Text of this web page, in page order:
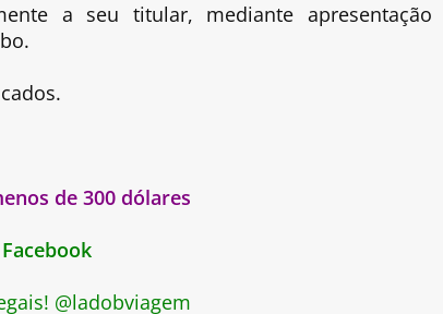
a seu titular, mediante apresentação
de 300 dólares
@ladobviagem